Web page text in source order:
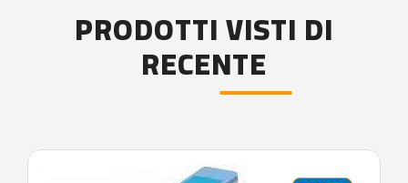
PRODOTTI VISTI DI
RECENTE